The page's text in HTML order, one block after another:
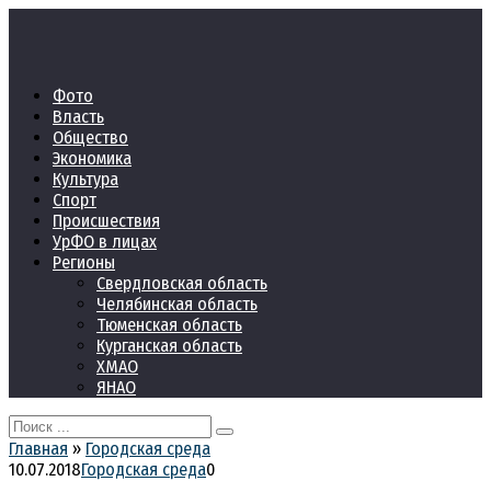
Фото
Власть
Общество
Экономика
Культура
Спорт
Происшествия
УрФО в лицах
Регионы
Свердловская область
Челябинская область
Тюменская область
Курганская область
ХМАО
ЯНАО
Search
for:
Главная » Городская среда
10.07.2018Городская среда0